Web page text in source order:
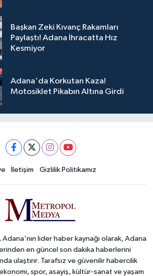
Başkan Zeki Kıvanç Rakamları
Paylaştı! Adana İhracatta Hız
Kesmiyor
Adana'da Korkutan Kaza!
Motosiklet Pikabın Altına Girdi
İletişim Gizlilik Politikamız
lider haber kaynağı olarak, Adana
en güncel son dakika haberlerini
ulaştırır. Tarafsız ve güvenilir habercilik
ekonomi, spor, asayiş, kültür-sanat ve yaşam